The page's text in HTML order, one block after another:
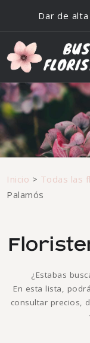
Dar de
Inicio > Todas las
Palamós
¿Estabas
En esta lista,
consultar precios,